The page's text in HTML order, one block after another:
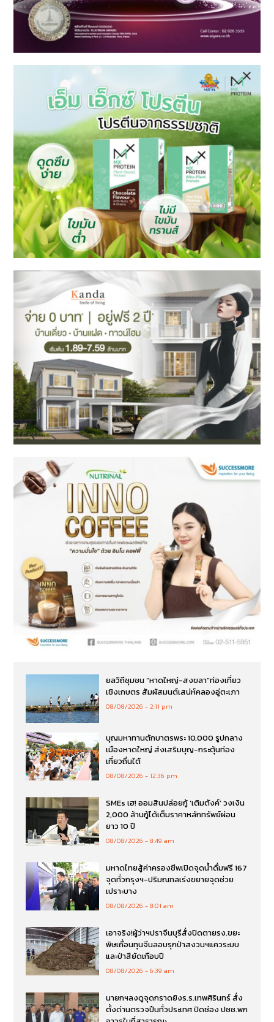
ยลวิถีชุมชน “หาดใหญ่-สงขลา”ท่องเที่ยว
เชิงเกษตร สัมผัสมนต์เสน่ห์คลองอู่ตะเภา
08/08/2026 2:11 pm
บุญมหาทานตักบาตรพระ 10,000 รูปกลาง
เมืองหาดใหญ่ ส่งเสริมบุญ-กระตุ้นท่อง
เที่ยวถิ่นใต้
08/08/2026 12:36 pm
SMEs เฮ! ออมสินปล่อยกู้ ‘เติมตังค์’ วงเงิน
2,000 ล้านกู้ได้เต็มราคาหลักทรัพย์ผ่อน
ยาว 10 ปี
08/08/2026 8:49 am
มหาดไทยสู้ค่าครองชีพเปิดจุดน้ำดื่มฟรี 167
จุดทั่วกรุงฯ-ปริมณฑลเร่งขยายจุดช่วย
เปราะบาง
08/08/2026 8:01 am
เอาจริง!ผู้ว่าฯปราจีนบุรีสั่งปิดตายรง.ขยะ
พิษเถื่อนทุนจีนลอบรุกป่าสงวนฯแควระบบ
และป่าสียัดเกือบปี
08/08/2026 6:39 am
นายกฯลงดูจุดกราดยิงร.ร.เทพศิรินทร์ สั่ง
ตั้งด่านตรวจปืนทั่วประเทศ ปิดช่อง ปชช.พก